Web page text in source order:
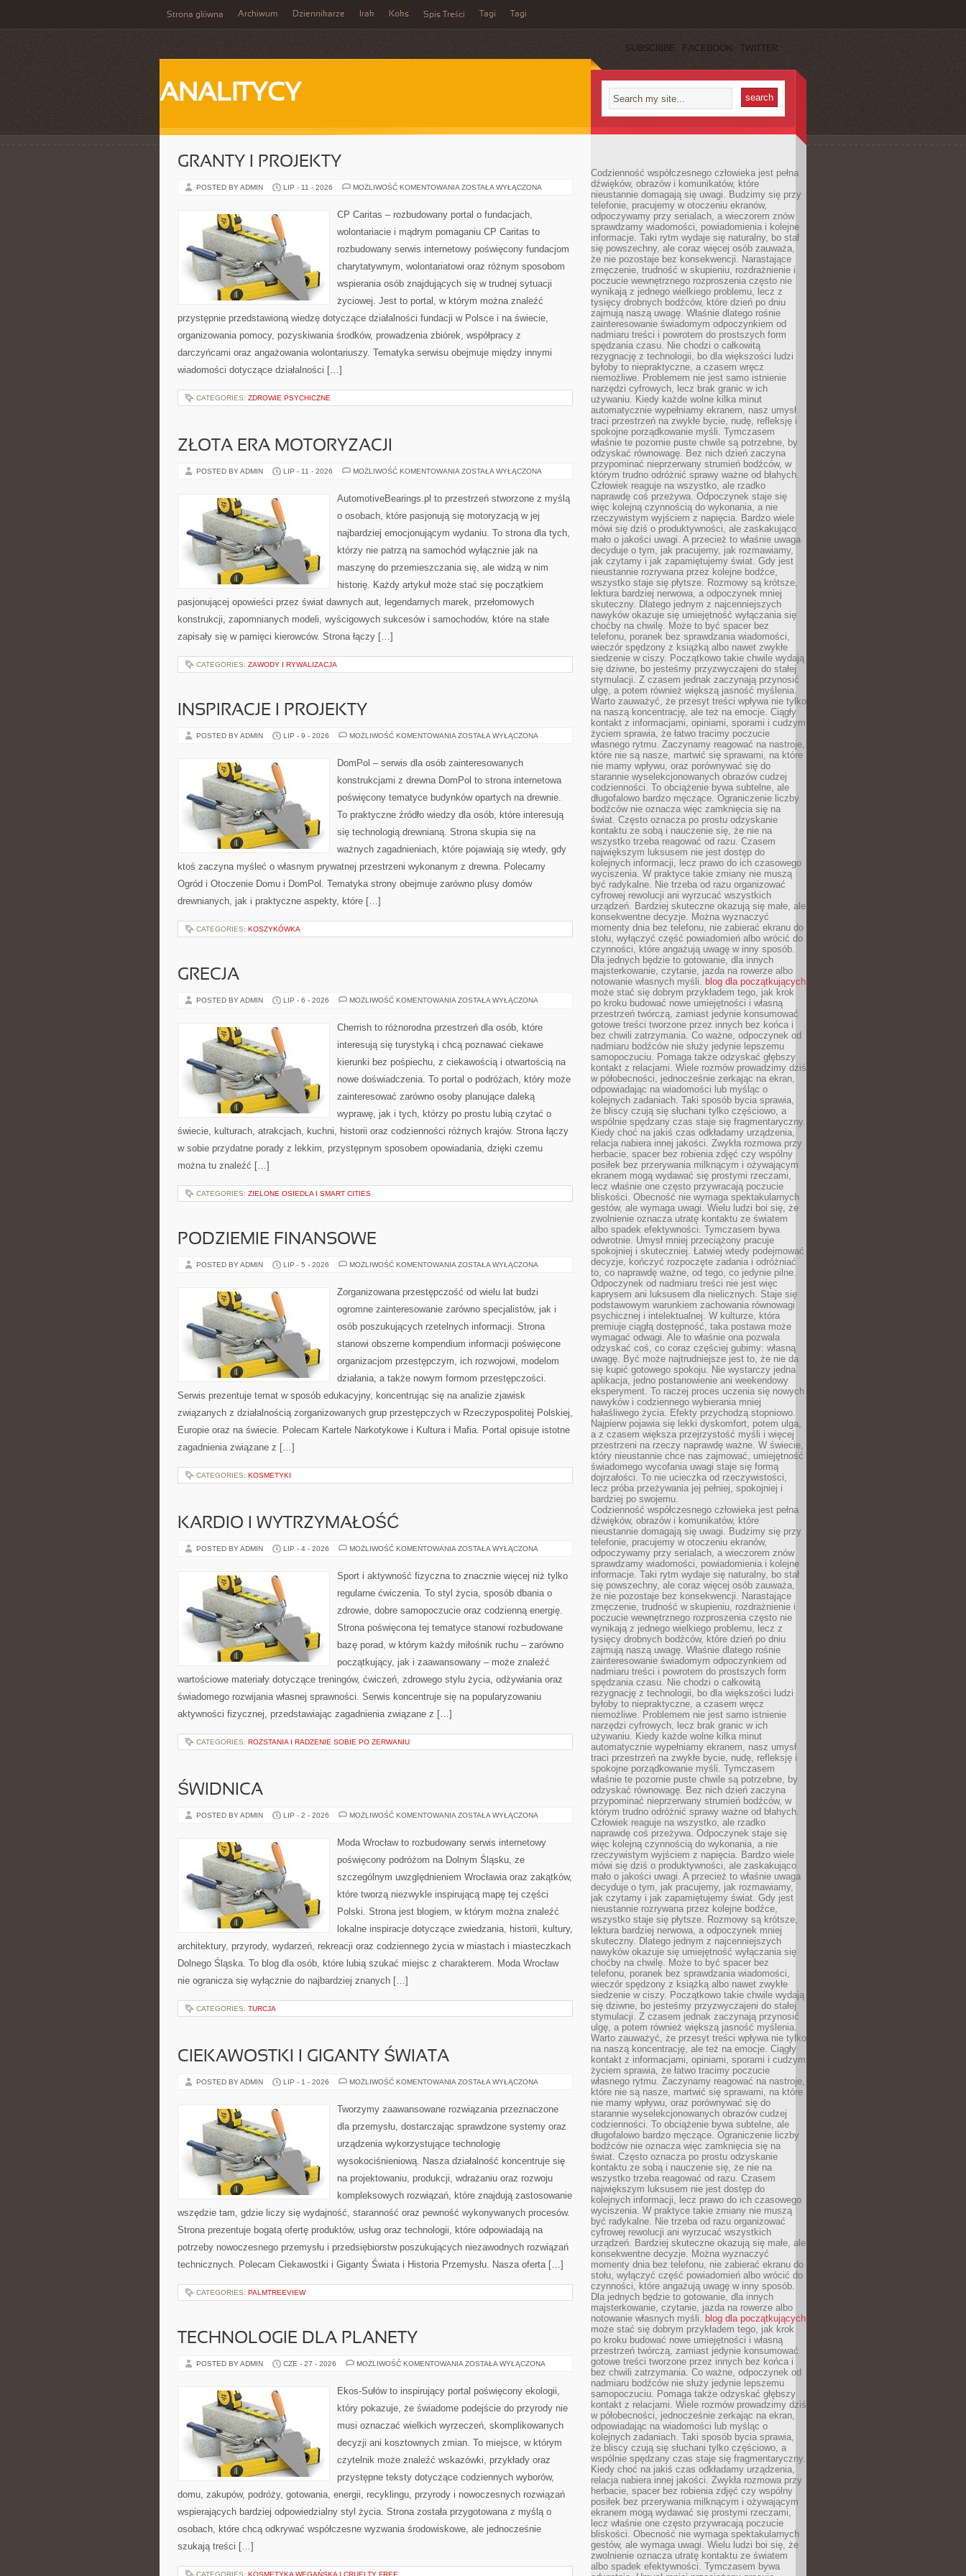
Strona główna Archiwum Dziennikarze Irak Koks Spis Treści Tagi Tagi
SUBSCRIBE FACEBOOK TWITTER
ANALITYCY
GRANTY I PROJEKTY
POSTED BY ADMIN LIP - 11 - 2026 MOŻLIWOŚĆ KOMENTOWANIA GRANTY
ZOSTAŁA WYŁĄCZONA
CP Caritas – rozbudowany portal o fundacjach,
wolontariacie i mądrym pomaganiu CP Caritas to
rozbudowany serwis internetowy poświęcony fundacjom
charytatywnym, wolontariatowi oraz różnym sposobom
wspierania osób znajdujących się w trudnej sytuacji
życiowej. Jest to portal, w którym można znaleźć
przystępnie przedstawioną wiedzę dotyczące działalności fundacji w Polsce i na świecie,
organizowania pomocy, pozyskiwania środków, prowadzenia zbiórek, współpracy z
darczyńcami oraz angażowania wolontariuszy. Tematyka serwisu obejmuje między innymi
wiadomości dotyczące działalności […]
CATEGORIES: ZDROWIE PSYCHICZNE
ZŁOTA ERA MOTORYZACJI
POSTED BY ADMIN LIP - 11 - 2026 MOŻLIWOŚĆ KOMENTOWANIA ZŁOTA
ZOSTAŁA WYŁĄCZONA
AutomotiveBearings.pl to przestrzeń stworzone z myślą
o osobach, które pasjonują się motoryzacją w jej
najbardziej emocjonującym wydaniu. To strona dla tych,
którzy nie patrzą na samochód wyłącznie jak na
maszynę do przemieszczania się, ale widzą w nim
historię. Każdy artykuł może stać się początkiem
pasjonującej opowieści przez świat dawnych aut, legendarnych marek, przełomowych
konstrukcji, zapomnianych modeli, wyścigowych sukcesów i samochodów, które na stałe
zapisały się w pamięci kierowców. Strona łączy […]
CATEGORIES: ZAWODY I RYWALIZACJA
INSPIRACJE I PROJEKTY
POSTED BY ADMIN LIP - 9 - 2026 MOŻLIWOŚĆ KOMENTOWANIA INSPIRACJE
ZOSTAŁA WYŁĄCZONA
DomPol – serwis dla osób zainteresowanych
konstrukcjami z drewna DomPol to strona internetowa
poświęcony tematyce budynków opartych na drewnie.
To praktyczne źródło wiedzy dla osób, które interesują
się technologią drewnianą. Strona skupia się na
ważnych zagadnieniach, które pojawiają się wtedy, gdy
ktoś zaczyna myśleć o własnym prywatnej przestrzeni wykonanym z drewna. Polecamy
Ogród i Otoczenie Domu i DomPol. Tematyka strony obejmuje zarówno plusy domów
drewnianych, jak i praktyczne aspekty, które […]
CATEGORIES: KOSZYKÓWKA
GRECJA
POSTED BY ADMIN LIP - 6 - 2026 MOŻLIWOŚĆ KOMENTOWANIA GRECJA
ZOSTAŁA WYŁĄCZONA
Cherrish to różnorodna przestrzeń dla osób, które
interesują się turystyką i chcą poznawać ciekawe
kierunki bez pośpiechu, z ciekawością i otwartością na
nowe doświadczenia. To portal o podróżach, który może
zainteresować zarówno osoby planujące daleką
wyprawę, jak i tych, którzy po prostu lubią czytać o
świecie, kulturach, atrakcjach, kuchni, historii oraz codzienności różnych krajów. Strona łączy
w sobie przydatne porady z lekkim, przystępnym sposobem opowiadania, dzięki czemu
można tu znaleźć […]
CATEGORIES: ZIELONE OSIEDLA I SMART CITIES
PODZIEMIE FINANSOWE
POSTED BY ADMIN LIP - 5 - 2026 MOŻLIWOŚĆ KOMENTOWANIA PODZIEMIE
ZOSTAŁA WYŁĄCZONA
Zorganizowana przestępczość od wielu lat budzi
ogromne zainteresowanie zarówno specjalistów, jak i
osób poszukujących rzetelnych informacji. Strona
stanowi obszerne kompendium informacji poświęcone
organizacjom przestępczym, ich rozwojowi, modelom
działania, a także nowym formom przestępczości.
Serwis prezentuje temat w sposób edukacyjny, koncentrując się na analizie zjawisk
związanych z działalnością zorganizowanych grup przestępczych w Rzeczypospolitej Polskiej,
Europie oraz na świecie. Polecam Kartele Narkotykowe i Kultura i Mafia. Portal opisuje istotne
zagadnienia związane z […]
CATEGORIES: KOSMETYKI
KARDIO I WYTRZYMAŁOŚĆ
POSTED BY ADMIN LIP - 4 - 2026 MOŻLIWOŚĆ KOMENTOWANIA KARDIO
ZOSTAŁA WYŁĄCZONA
Sport i aktywność fizyczna to znacznie więcej niż tylko
regularne ćwiczenia. To styl życia, sposób dbania o
zdrowie, dobre samopoczucie oraz codzienną energię.
Strona poświęcona tej tematyce stanowi rozbudowane
bazę porad, w którym każdy miłośnik ruchu – zarówno
początkujący, jak i zaawansowany – może znaleźć
wartościowe materiały dotyczące treningów, ćwiczeń, zdrowego stylu życia, odżywiania oraz
świadomego rozwijania własnej sprawności. Serwis koncentruje się na popularyzowaniu
aktywności fizycznej, przedstawiając zagadnienia związane z […]
CATEGORIES: ROZSTANIA I RADZENIE SOBIE PO ZERWANIU
ŚWIDNICA
POSTED BY ADMIN LIP - 2 - 2026 MOŻLIWOŚĆ KOMENTOWANIA ŚWIDNICA
ZOSTAŁA WYŁĄCZONA
Moda Wrocław to rozbudowany serwis internetowy
poświęcony podróżom na Dolnym Śląsku, ze
szczególnym uwzględnieniem Wrocławia oraz zakątków,
które tworzą niezwykle inspirującą mapę tej części
Polski. Strona jest blogiem, w którym można znaleźć
lokalne inspiracje dotyczące zwiedzania, historii, kultury,
architektury, przyrody, wydarzeń, rekreacji oraz codziennego życia w miastach i miasteczkach
Dolnego Śląska. To blog dla osób, które lubią szukać miejsc z charakterem. Moda Wrocław
nie ogranicza się wyłącznie do najbardziej znanych […]
CATEGORIES: TURCJA
CIEKAWOSTKI I GIGANTY ŚWIATA
POSTED BY ADMIN LIP - 1 - 2026 MOŻLIWOŚĆ KOMENTOWANIA CIEKAWOSTKI
ŚWIATA
ZOSTAŁA WYŁĄCZONA
Tworzymy zaawansowane rozwiązania przeznaczone
dla przemysłu, dostarczając sprawdzone systemy oraz
urządzenia wykorzystujące technologię
wysokociśnieniową. Nasza działalność koncentruje się
na projektowaniu, produkcji, wdrażaniu oraz rozwoju
kompleksowych rozwiązań, które znajdują zastosowanie
wszędzie tam, gdzie liczy się wydajność, staranność oraz pewność wykonywanych procesów.
Strona prezentuje bogatą ofertę produktów, usług oraz technologii, które odpowiadają na
potrzeby nowoczesnego przemysłu i przedsiębiorstw poszukujących niezawodnych rozwiązań
technicznych. Polecam Ciekawostki i Giganty Świata i Historia Przemysłu. Nasza oferta […]
CATEGORIES: PALMTREEVIEW
TECHNOLOGIE DLA PLANETY
POSTED BY ADMIN CZE - 27 - 2026 MOŻLIWOŚĆ KOMENTOWANIA TECHNOLOGIE
ZOSTAŁA WYŁĄCZONA
Ekos-Sułów to inspirujący portal poświęcony ekologii,
który pokazuje, że świadome podejście do przyrody nie
musi oznaczać wielkich wyrzeczeń, skomplikowanych
decyzji ani kosztownych zmian. To miejsce, w którym
czytelnik może znaleźć wskazówki, przykłady oraz
przystępne teksty dotyczące codziennych wyborów,
domu, zakupów, podróży, gotowania, energii, recyklingu, przyrody i nowoczesnych rozwiązań
wspierających bardziej odpowiedzialny styl życia. Strona została przygotowana z myślą o
osobach, które chcą odkrywać współczesne wyzwania środowiskowe, ale jednocześnie
szukają treści […]
CATEGORIES: KOSMETYKA WEGAŃSKA I CRUELTY FREE
Codzienność współczesnego człowieka jest pełna
dźwięków, obrazów i komunikatów, które
nieustannie domagają się uwagi. Budzimy się przy
telefonie, pracujemy w otoczeniu ekranów,
odpoczywamy przy serialach, a wieczorem znów
sprawdzamy wiadomości, powiadomienia i kolejne
informacje. Taki rytm wydaje się naturalny, bo stał
się powszechny, ale coraz więcej osób zauważa,
że nie pozostaje bez konsekwencji. Narastające
zmęczenie, trudność w skupieniu, rozdrażnienie i
poczucie wewnętrznego rozproszenia często nie
wynikają z jednego wielkiego problemu, lecz z
tysięcy drobnych bodźców, które dzień po dniu
zajmują naszą uwagę. Właśnie dlatego rośnie
zainteresowanie świadomym odpoczynkiem od
nadmiaru treści i powrotem do prostszych form
spędzania czasu. Nie chodzi o całkowitą
rezygnację z technologii, bo dla większości ludzi
byłoby to niepraktyczne, a czasem wręcz
niemożliwe. Problemem nie jest samo istnienie
narzędzi cyfrowych, lecz brak granic w ich
używaniu. Kiedy każde wolne kilka minut
automatycznie wypełniamy ekranem, nasz umysł
traci przestrzeń na zwykłe bycie, nudę, refleksję i
spokojne porządkowanie myśli. Tymczasem
właśnie te pozornie puste chwile są potrzebne, by
odzyskać równowagę. Bez nich dzień zaczyna
przypominać nieprzerwany strumień bodźców, w
którym trudno odróżnić sprawy ważne od błahych.
Człowiek reaguje na wszystko, ale rzadko
naprawdę coś przeżywa. Odpoczynek staje się
więc kolejną czynnością do wykonania, a nie
rzeczywistym wyjściem z napięcia. Bardzo wiele
mówi się dziś o produktywności, ale zaskakująco
mało o jakości uwagi. A przecież to właśnie uwaga
decyduje o tym, jak pracujemy, jak rozmawiamy,
jak czytamy i jak zapamiętujemy świat. Gdy jest
nieustannie rozrywana przez kolejne bodźce,
wszystko staje się płytsze. Rozmowy są krótsze,
lektura bardziej nerwowa, a odpoczynek mniej
skuteczny. Dlatego jednym z najcenniejszych
nawyków okazuje się umiejętność wyłączania się
choćby na chwilę. Może to być spacer bez
telefonu, poranek bez sprawdzania wiadomości,
wieczór spędzony z książką albo nawet zwykłe
siedzenie w ciszy. Początkowo takie chwile wydają
się dziwne, bo jesteśmy przyzwyczajeni do stałej
stymulacji. Z czasem jednak zaczynają przynosić
ulgę, a potem również większą jasność myślenia.
Warto zauważyć, że przesyt treści wpływa nie tylko
na naszą koncentrację, ale też na emocje. Ciągły
kontakt z informacjami, opiniami, sporami i cudzym
życiem sprawia, że łatwo tracimy poczucie
własnego rytmu. Zaczynamy reagować na nastroje,
które nie są nasze, martwić się sprawami, na które
nie mamy wpływu, oraz porównywać się do
starannie wyselekcjonowanych obrazów cudzej
codzienności. To obciążenie bywa subtelne, ale
długofalowo bardzo męczące. Ograniczenie liczby
bodźców nie oznacza więc zamknięcia się na
świat. Często oznacza po prostu odzyskanie
kontaktu ze sobą i nauczenie się, że nie na
wszystko trzeba reagować od razu. Czasem
największym luksusem nie jest dostęp do
kolejnych informacji, lecz prawo do ich czasowego
wyciszenia. W praktyce takie zmiany nie muszą
być radykalne. Nie trzeba od razu organizować
cyfrowej rewolucji ani wyrzucać wszystkich
urządzeń. Bardziej skuteczne okazują się małe, ale
konsekwentne decyzje. Można wyznaczyć
momenty dnia bez telefonu, nie zabierać ekranu do
stołu, wyłączyć część powiadomień albo wrócić do
czynności, które angażują uwagę w inny sposób.
Dla jednych będzie to gotowanie, dla innych
majsterkowanie, czytanie, jazda na rowerze albo
notowanie własnych myśli. blog dla początkujących
może stać się dobrym przykładem tego, jak krok
po kroku budować nowe umiejętności i własną
przestrzeń twórczą, zamiast jedynie konsumować
gotowe treści tworzone przez innych bez końca i
bez chwili zatrzymania. Co ważne, odpoczynek od
nadmiaru bodźców nie służy jedynie lepszemu
samopoczuciu. Pomaga także odzyskać głębszy
kontakt z relacjami. Wiele rozmów prowadzimy dziś
w półobecności, jednocześnie zerkając na ekran,
odpowiadając na wiadomości lub myśląc o
kolejnych zadaniach. Taki sposób bycia sprawia,
że bliscy czują się słuchani tylko częściowo, a
wspólnie spędzany czas staje się fragmentaryczny.
Kiedy choć na jakiś czas odkładamy urządzenia,
relacja nabiera innej jakości. Zwykła rozmowa przy
herbacie, spacer bez robienia zdjęć czy wspólny
posiłek bez przerywania milknącym i ożywającym
ekranem mogą wydawać się prostymi rzeczami,
lecz właśnie one często przywracają poczucie
bliskości. Obecność nie wymaga spektakularnych
gestów, ale wymaga uwagi. Wielu ludzi boi się, że
zwolnienie oznacza utratę kontaktu ze światem
albo spadek efektywności. Tymczasem bywa
odwrotnie. Umysł mniej przeciążony pracuje
spokojniej i skuteczniej. Łatwiej wtedy podejmować
decyzje, kończyć rozpoczęte zadania i odróżniać
to, co naprawdę ważne, od tego, co jedynie pilne.
Odpoczynek od nadmiaru treści nie jest więc
kaprysem ani luksusem dla nielicznych. Staje się
podstawowym warunkiem zachowania równowagi
psychicznej i intelektualnej. W kulturze, która
premiuje ciągłą dostępność, taka postawa może
wymagać odwagi. Ale to właśnie ona pozwala
odzyskać coś, co coraz częściej gubimy: własną
uwagę. Być może najtrudniejsze jest to, że nie da
się kupić gotowego spokoju. Nie wystarczy jedna
aplikacja, jedno postanowienie ani weekendowy
eksperyment. To raczej proces uczenia się nowych
nawyków i codziennego wybierania mniej
hałaśliwego życia. Efekty przychodzą stopniowo.
Najpierw pojawia się lekki dyskomfort, potem ulga,
a z czasem większa przejrzystość myśli i więcej
przestrzeni na rzeczy naprawdę ważne. W świecie,
który nieustannie chce nas zajmować, umiejętność
świadomego wycofania uwagi staje się formą
dojrzałości. To nie ucieczka od rzeczywistości,
lecz próba przeżywania jej pełniej, spokojniej i
bardziej po swojemu.
Codzienność współczesnego człowieka jest pełna
dźwięków, obrazów i komunikatów, które
nieustannie domagają się uwagi. Budzimy się przy
telefonie, pracujemy w otoczeniu ekranów,
odpoczywamy przy serialach, a wieczorem znów
sprawdzamy wiadomości, powiadomienia i kolejne
informacje. Taki rytm wydaje się naturalny, bo stał
się powszechny, ale coraz więcej osób zauważa,
że nie pozostaje bez konsekwencji. Narastające
zmęczenie, trudność w skupieniu, rozdrażnienie i
poczucie wewnętrznego rozproszenia często nie
wynikają z jednego wielkiego problemu, lecz z
tysięcy drobnych bodźców, które dzień po dniu
zajmują naszą uwagę. Właśnie dlatego rośnie
zainteresowanie świadomym odpoczynkiem od
nadmiaru treści i powrotem do prostszych form
spędzania czasu. Nie chodzi o całkowitą
rezygnację z technologii, bo dla większości ludzi
byłoby to niepraktyczne, a czasem wręcz
niemożliwe. Problemem nie jest samo istnienie
narzędzi cyfrowych, lecz brak granic w ich
używaniu. Kiedy każde wolne kilka minut
automatycznie wypełniamy ekranem, nasz umysł
traci przestrzeń na zwykłe bycie, nudę, refleksję i
spokojne porządkowanie myśli. Tymczasem
właśnie te pozornie puste chwile są potrzebne, by
odzyskać równowagę. Bez nich dzień zaczyna
przypominać nieprzerwany strumień bodźców, w
którym trudno odróżnić sprawy ważne od błahych.
Człowiek reaguje na wszystko, ale rzadko
naprawdę coś przeżywa. Odpoczynek staje się
więc kolejną czynnością do wykonania, a nie
rzeczywistym wyjściem z napięcia. Bardzo wiele
mówi się dziś o produktywności, ale zaskakująco
mało o jakości uwagi. A przecież to właśnie uwaga
decyduje o tym, jak pracujemy, jak rozmawiamy,
jak czytamy i jak zapamiętujemy świat. Gdy jest
nieustannie rozrywana przez kolejne bodźce,
wszystko staje się płytsze. Rozmowy są krótsze,
lektura bardziej nerwowa, a odpoczynek mniej
skuteczny. Dlatego jednym z najcenniejszych
nawyków okazuje się umiejętność wyłączania się
choćby na chwilę. Może to być spacer bez
telefonu, poranek bez sprawdzania wiadomości,
wieczór spędzony z książką albo nawet zwykłe
siedzenie w ciszy. Początkowo takie chwile wydają
się dziwne, bo jesteśmy przyzwyczajeni do stałej
stymulacji. Z czasem jednak zaczynają przynosić
ulgę, a potem również większą jasność myślenia.
Warto zauważyć, że przesyt treści wpływa nie tylko
na naszą koncentrację, ale też na emocje. Ciągły
kontakt z informacjami, opiniami, sporami i cudzym
życiem sprawia, że łatwo tracimy poczucie
własnego rytmu. Zaczynamy reagować na nastroje,
które nie są nasze, martwić się sprawami, na które
nie mamy wpływu, oraz porównywać się do
starannie wyselekcjonowanych obrazów cudzej
codzienności. To obciążenie bywa subtelne, ale
długofalowo bardzo męczące. Ograniczenie liczby
bodźców nie oznacza więc zamknięcia się na
świat. Często oznacza po prostu odzyskanie
kontaktu ze sobą i nauczenie się, że nie na
wszystko trzeba reagować od razu. Czasem
największym luksusem nie jest dostęp do
kolejnych informacji, lecz prawo do ich czasowego
wyciszenia. W praktyce takie zmiany nie muszą
być radykalne. Nie trzeba od razu organizować
cyfrowej rewolucji ani wyrzucać wszystkich
urządzeń. Bardziej skuteczne okazują się małe, ale
konsekwentne decyzje. Można wyznaczyć
momenty dnia bez telefonu, nie zabierać ekranu do
stołu, wyłączyć część powiadomień albo wrócić do
czynności, które angażują uwagę w inny sposób.
Dla jednych będzie to gotowanie, dla innych
majsterkowanie, czytanie, jazda na rowerze albo
notowanie własnych myśli. blog dla początkujących
może stać się dobrym przykładem tego, jak krok
po kroku budować nowe umiejętności i własną
przestrzeń twórczą, zamiast jedynie konsumować
gotowe treści tworzone przez innych bez końca i
bez chwili zatrzymania. Co ważne, odpoczynek od
nadmiaru bodźców nie służy jedynie lepszemu
samopoczuciu. Pomaga także odzyskać głębszy
kontakt z relacjami. Wiele rozmów prowadzimy dziś
w półobecności, jednocześnie zerkając na ekran,
odpowiadając na wiadomości lub myśląc o
kolejnych zadaniach. Taki sposób bycia sprawia,
że bliscy czują się słuchani tylko częściowo, a
wspólnie spędzany czas staje się fragmentaryczny.
Kiedy choć na jakiś czas odkładamy urządzenia,
relacja nabiera innej jakości. Zwykła rozmowa przy
herbacie, spacer bez robienia zdjęć czy wspólny
posiłek bez przerywania milknącym i ożywającym
ekranem mogą wydawać się prostymi rzeczami,
lecz właśnie one często przywracają poczucie
bliskości. Obecność nie wymaga spektakularnych
gestów, ale wymaga uwagi. Wielu ludzi boi się, że
zwolnienie oznacza utratę kontaktu ze światem
albo spadek efektywności. Tymczasem bywa